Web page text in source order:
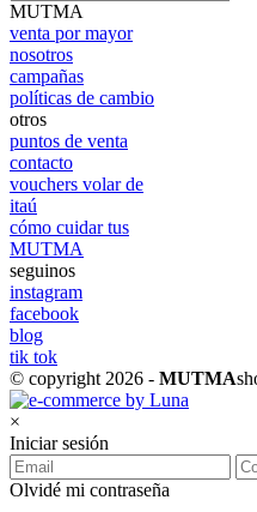
MUTMA
venta por mayor
nosotros
campañas
políticas de cambio
otros
puntos de venta
contacto
vouchers volar de
itaú
cómo cuidar tus
MUTMA
seguinos
instagram
facebook
blog
tik tok
© copyright 2026 - MUTMA
×
Iniciar sesión
Olvidé mi contraseña